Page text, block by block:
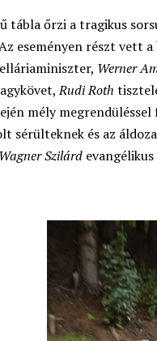
tábla őrzi a tragikus
eseményen részt vett
Werner
Rudi Roth
mély
sérülteknek és az
Wagner Szilárd